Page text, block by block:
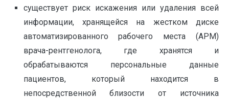
существует риск искажения или удаления всей
информации, хранящейся на жестком диске
автоматизированного рабочего места (АРМ)
врача-рентгенолога, где хранятся и
обрабатываются персональные данные
пациентов, который находится в
непосредственной близости от источника